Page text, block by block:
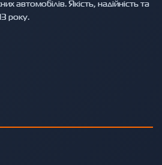
автомобілів. Якість, надійність та
року.